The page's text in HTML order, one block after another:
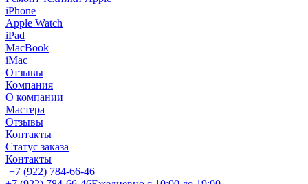
iPhone
Apple Watch
iPad
MacBook
iMac
Отзывы
Компания
О компании
Мастера
Отзывы
Контакты
Статус заказа
Контакты
+7 (922) 784-66-46